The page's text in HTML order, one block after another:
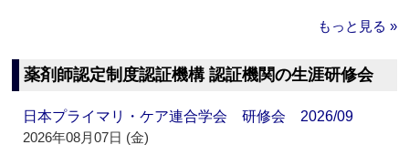
もっと見る »
薬剤師認定制度認証機構 認証機関の生涯研修会
日本プライマリ・ケア連合学会 研修会 2026/09
2026年08月07日 (金)